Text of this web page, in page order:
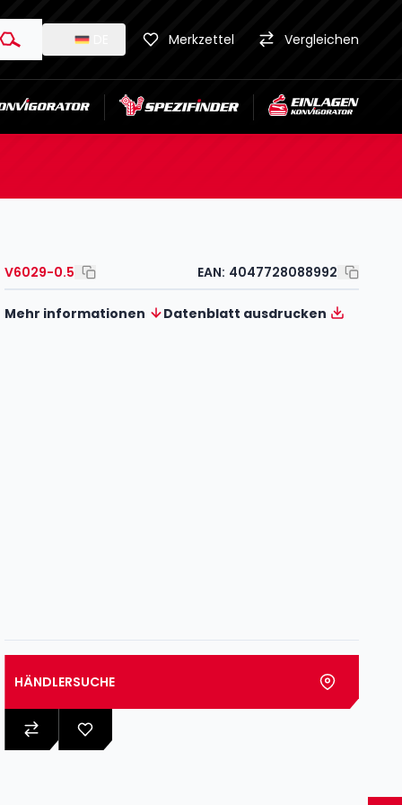
Merkzettel Vergleichen
V6029-0.5 EAN: 4047728088992
Mehr informationen Datenblatt ausdrucken
HÄNDLERSUCHE